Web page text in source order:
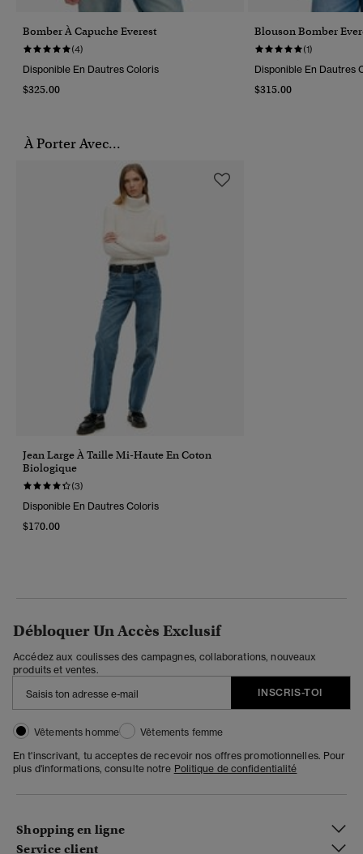
Bomber À Capuche Everest
(4)
Disponible En Dautres Coloris
$325.00
Blouson Bomber
(1)
Disponible En Dautres
$315.00
À Porter Avec...
Jean Large À Taille Mi-Haute En Coton
Biologique
(3)
Disponible En Dautres Coloris
$170.00
Débloquer Un Accès Exclusif
Accédez aux coulisses des campagnes, collaborations, nouveaux
produits et ventes.
INSCRIS-TOI
Vêtements homme
Vêtements femme
En t'inscrivant, tu acceptes de recevoir nos offres promotionnelles. Pour
plus d'informations, consulte notre Politique de confidentialité
Shopping en ligne
Service client